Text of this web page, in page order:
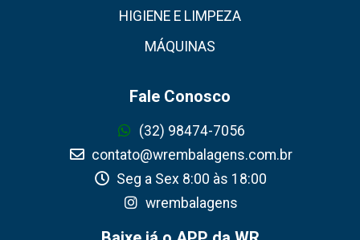
HIGIENE E LIMPEZA
MÁQUINAS
Fale Conosco
(32) 98474-7056
contato@wrembalagens.com.br
Seg a Sex 8:00 às 18:00
wrembalagens